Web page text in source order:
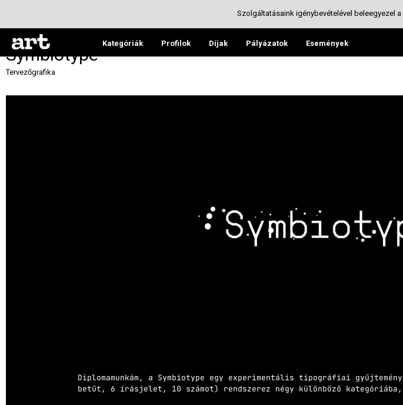
Kategóriák Profilok Díjak Pályázatok Események
Symbiotype
Tervezőgrafika
Diplomamunkám, a Symbiotype egy experimentális tipográfiai
betűt, 6 írásjelet, 10 számot) rendszerez négy különböző kategóriába,
Szolgáltatásaink igénybevételével beleegyezel